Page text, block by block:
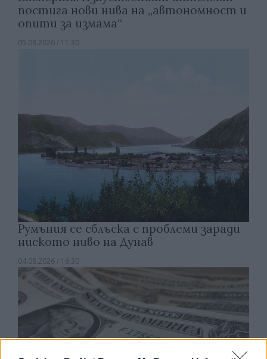
постига нови нива на „автономност и
опити за измама“
05.08.2026 / 11:30
Румъния се сблъска с проблеми заради
ниското ниво на Дунав
04.08.2026 / 16:30